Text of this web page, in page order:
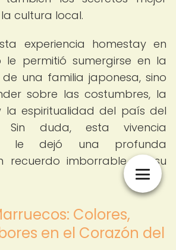
cultura local.
experiencia homestay en
le permitió sumergirse en la
una familia japonesa, sino
sobre las costumbres, la
la espiritualidad del país del
Sin duda, esta vivencia
le dejó una profunda
recuerdo imborrable de su
Colores,
en el Corazón del